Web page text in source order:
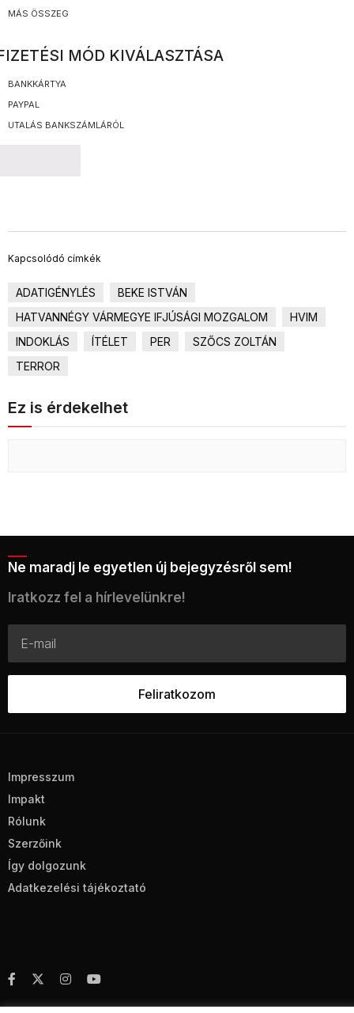
MÁS ÖSSZEG
MÓD KIVÁLASZTÁSA
BANKKÁRTYA
PAYPAL
UTALÁS BANKSZÁMLÁRÓL
Kapcsolódó címkék
ADATIGÉNYLÉS
BEKE ISTVÁN
HATVANNÉGY VÁRMEGYE IFJÚSÁGI MOZGALOM
HVIM
INDOKLÁS
ÍTÉLET PER
SZŐCS ZOLTÁN
TERROR
Ez is érdekelhet
Ne maradj le egyetlen új bejegyzésről sem!
Iratkozz fel a hírlevelünkre!
Impresszum
Impakt
Rólunk
Szerzőink
Így dolgozunk
Adatkezelési tájékoztató